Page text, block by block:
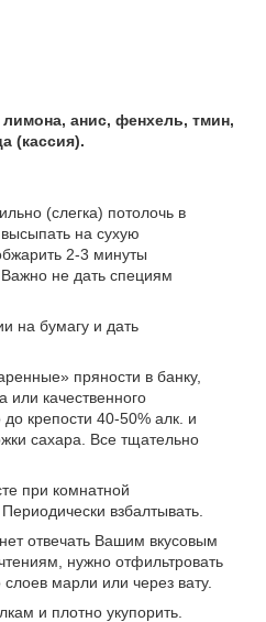
анис, фенхель, тмин,
(кассия).
(слегка) потолочь в
на сухую
2-3 минуты
не дать специям
на бумагу и дать
пряности в банку,
или качественного
до крепости 40-50% алк. и
сахара. Все тщательно
при комнатной
взбалтывать.
отвечать Вашим вкусовым
нужно отфильтровать
слоев марли или через вату.
и плотно укупорить.